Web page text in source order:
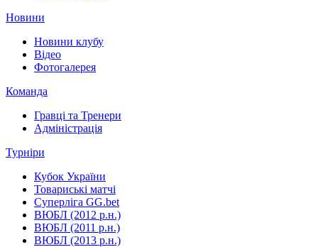
Новини
Новини клубу
Відео
Фотогалерея
Команда
Гравці та Тренери
Адміністрація
Турніри
Кубок України
Товариські матчі
Суперліга GG.bet
ВЮБЛ (2012 р.н.)
ВЮБЛ (2011 р.н.)
ВЮБЛ (2013 р.н.)